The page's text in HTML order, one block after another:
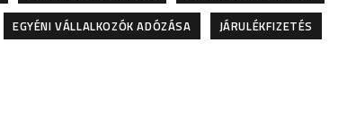
EGYÉNI VÁLLALKOZÓK ADÓZÁSA
JÁRULÉKFIZETÉS